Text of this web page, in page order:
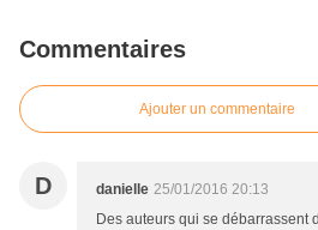
Commentaires
Ajouter un commentaire
D danielle 25/01/2016 20:13
Des auteurs qui se débarrassent